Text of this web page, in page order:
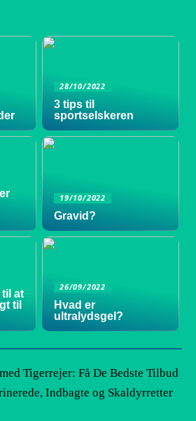
28/10/2022
3 tips til
sportselskeren
19/10/2022
Gravid?
at
til
26/09/2022
Hvad er
ultralydsgel?
Tigerrejer: Få De Bedste Tilbud
Indbagte og Skaldyrretter